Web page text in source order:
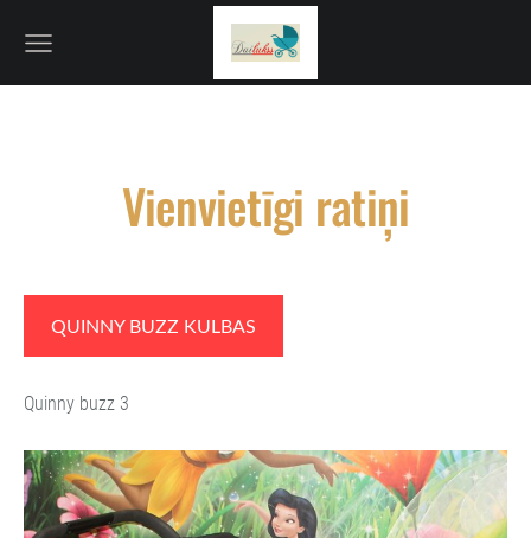
Vienvietīgi ratiņi
QUINNY BUZZ KULBAS
Quinny buzz 3